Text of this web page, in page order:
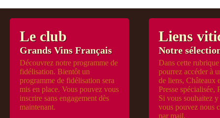
Le club
Grands Vins Français
Découvrez notre programme de
fidélisation. Bientôt un
programme de fidélisation sera
mis en place. Vous pouvez vous
inscrire sans engagement dès
maintenant.
Liens
Notre
Dans cette
pourrez accéder à
de liens, Châteaux
Presse spécialisée,
Si vous souhaitez
vous pouvez nous
par mail.